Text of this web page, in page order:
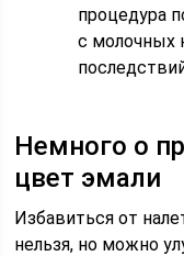
процедура
с молочных
Немного о
цвет эмали
Избавиться от
нельзя, но можно